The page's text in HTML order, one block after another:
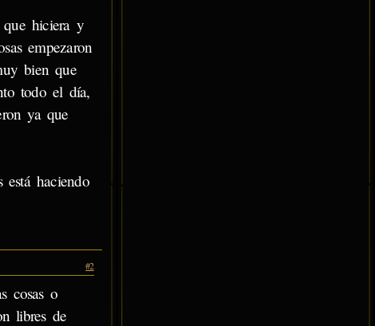
hiciera y
empezaron
bien que
todo el día,
ya que
haciendo
#2
cosas o
libres de